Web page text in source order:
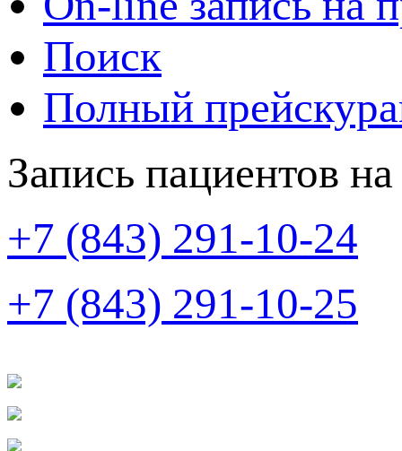
Поиск
Полный
Запись пациентов
+7 (843) 291-10-24
+7 (843) 291-10-25